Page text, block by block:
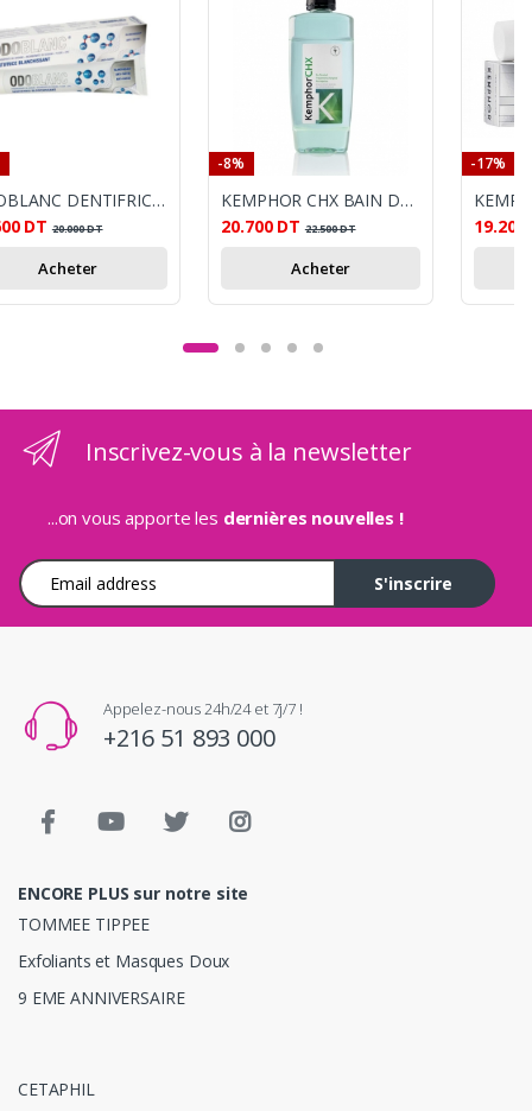
ODOBLANC DENTIFRICE 75 G
DT 20.000DT
Acheter
-8%
KEMPHOR CHX BAIN DE BOUCHE 500ML
20.700 DT 22.500DT
Acheter
-17%
19.200
Inscrivez-vous à la newsletter
...on vous apporte les dernières nouvelles !
Adresse e-mail
S'inscrire
Appelez-nous 24h/24 et 7j/7 !
+216 51 893 000
ENCORE PLUS sur notre site
TOMMEE TIPPEE
Exfoliants et Masques Doux
9 EME ANNIVERSAIRE
CETAPHIL